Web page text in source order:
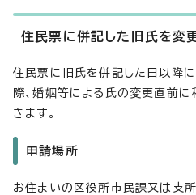
住民票に併記した旧氏を変
住民票に旧氏を併記した日以降
際、婚姻等による氏の変更直前
きます。
申請場所
お住まいの区役所市民課又は支